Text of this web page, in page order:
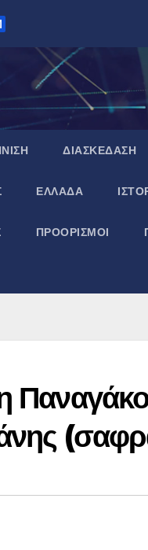
ΔΙΑΣΚΕΔΑΣΗ
ΕΛΛΑΔΑ
ΠΡΟΟΡΙΣΜΟΙ